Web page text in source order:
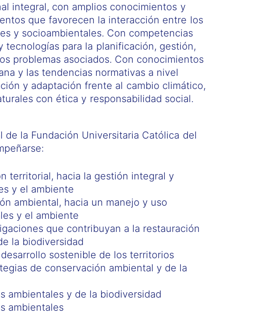
integral, con amplios conocimientos y
que favorecen la interacción entre los
y socioambientales. Con competencias
tecnologías para la planificación, gestión,
problemas asociados. Con conocimientos
y las tendencias normativas a nivel
y adaptación frente al cambio climático,
con ética y responsabilidad social.
de la Fundación Universitaria Católica del
territorial, hacia la gestión integral y
y el ambiente
ambiental, hacia un manejo y uso
y el ambiente
que contribuyan a la restauración
la biodiversidad
sostenible de los territorios
de conservación ambiental y de la
ambientales y de la biodiversidad
ambientales